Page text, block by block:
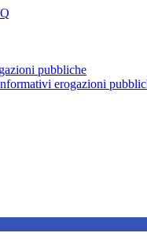
pubbliche
erogazioni